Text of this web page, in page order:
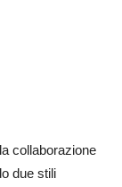
collaborazione
due stili